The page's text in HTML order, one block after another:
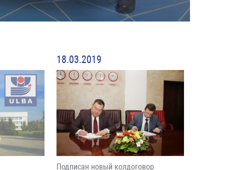
18.03.2019
Подписан новый колдоговор